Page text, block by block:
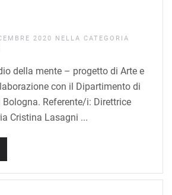
2020
NELLA CATEGORIA
della mente – progetto di Arte e
con il Dipartimento di
Referente/i: Direttrice
Cristina Lasagni ...